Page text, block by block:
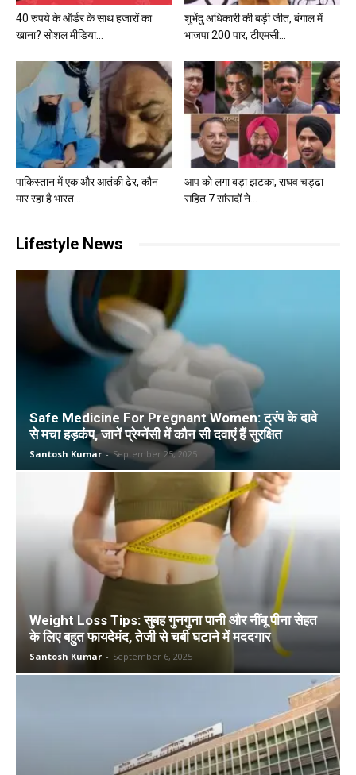
40 रुपये के ऑर्डर के साथ हजारों का
खाना? सोशल मीडिया...
शुभेंदु अधिकारी की बड़ी जीत, बंगाल में
भाजपा 200 पार, टीएमसी...
पाकिस्तान में एक और आतंकी ढेर, कौन
मार रहा है भारत...
आप को लगा बड़ा झटका, राघव चड्ढा
सहित 7 सांसदों ने...
Lifestyle News
Safe Medicine For Pregnant Women: ट्रंप के दावे
से मचा हड़कंप, जानें प्रेग्नेंसी में कौन सी दवाएं हैं सुरक्षित
Santosh Kumar - September 25, 2025
Weight Loss Tips: सुबह गुनगुना पानी और नींबू पीना सेहत
के लिए बहुत फायदेमंद, तेजी से चर्बी घटाने में मददगार
Santosh Kumar - September 6, 2025